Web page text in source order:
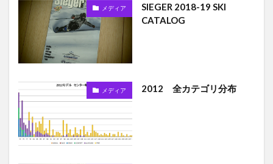
メディア
SIEGER 2018-19 SKI
CATALOG
メディア 2012 全カテゴリ分布